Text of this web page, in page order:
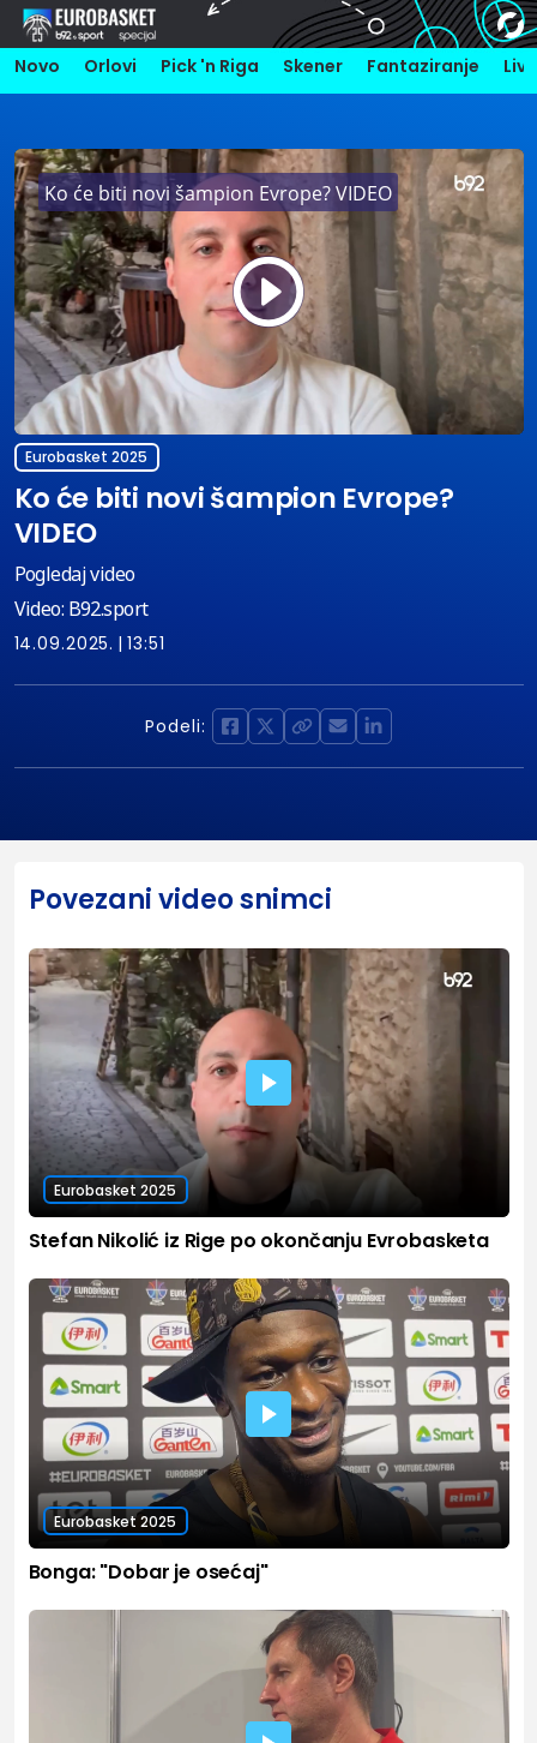
Novo Orlovi Pick 'n Riga Skener Fantaziranje
Play
Ko će biti novi šampion Evrope? VIDEO
Eurobasket 2025
Ko će biti novi šampion Evrope?
VIDEO
Pogledaj video
Video: B92.sport
14.09.2025. 13:51
Podeli:
Povezani video snimci
Eurobasket 2025
Stefan Nikolić iz Rige po okončanju Evrobasketa
Eurobasket 2025
Bonga: "Dobar je osećaj"